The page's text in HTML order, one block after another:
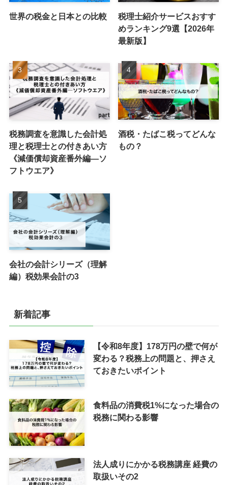
世界の税金と日本との比較
税理士紹介サービスおすす
めランキング9選【2026年
最新版】
税務調査を意識した会計処
理と税理士との付きあい方
《減価償却資産番外編―ソ
フトウエア》
酒税・たばこ税ってどんな
もの？
会社の会計シリーズ（理解
編）税効果会計の3
新着記事
【令和8年度】178万円の壁で何が
変わる？税務上の問題と、押さえ
ておきたいポイント
食料品の消費税1%になった場合の
税務に関わる影響
法人成りにかかる税務講座 経費の
取扱いその2